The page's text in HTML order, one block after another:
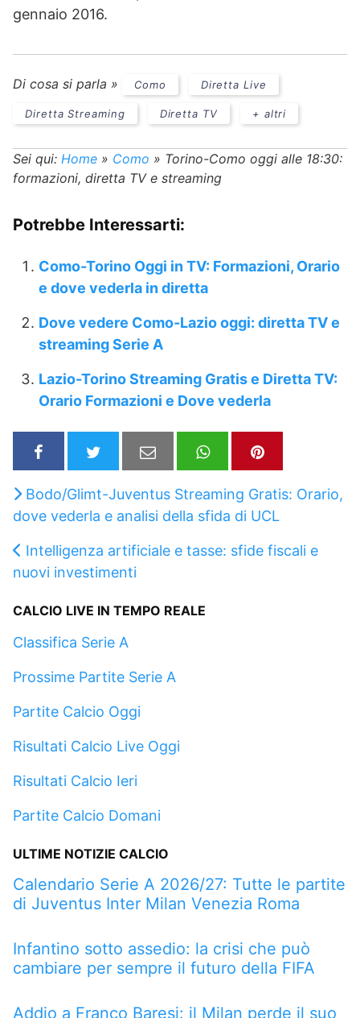
gennaio 2016.
Di cosa si parla » Como Diretta Live
Diretta Streaming Diretta TV + altri
Sei qui: Home » Como » Torino-Como oggi alle 18:30:
formazioni, diretta TV e streaming
Potrebbe Interessarti:
Como-Torino Oggi in TV: Formazioni, Orario
e dove vederla in diretta
Dove vedere Como-Lazio oggi: diretta TV e
streaming Serie A
Lazio-Torino Streaming Gratis e Diretta TV:
Orario Formazioni e Dove vederla
Bodo/Glimt-Juventus Streaming Gratis: Orario,
dove vederla e analisi della sfida di UCL
Intelligenza artificiale e tasse: sfide fiscali e
nuovi investimenti
CALCIO LIVE IN TEMPO REALE
Classifica Serie A
Prossime Partite Serie A
Partite Calcio Oggi
Risultati Calcio Live Oggi
Risultati Calcio Ieri
Partite Calcio Domani
ULTIME NOTIZIE CALCIO
Calendario Serie A 2026/27: Tutte le partite
di Juventus Inter Milan Venezia Roma
Infantino sotto assedio: la crisi che può
cambiare per sempre il futuro della FIFA
Addio a Franco Baresi: il Milan perde il suo